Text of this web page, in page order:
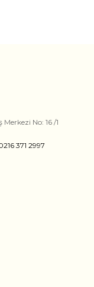
No: 16 /1
371 2997